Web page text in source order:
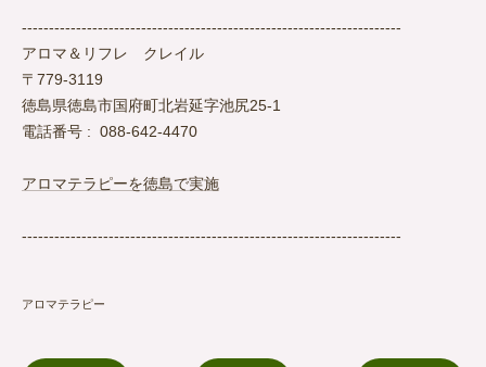
----------------------------------------------------------------------
アロマ＆リフレ クレイル
〒779-3119
徳島県徳島市国府町北岩延字池尻25-1
電話番号 : 088-642-4470
アロマテラピーを徳島で実施
----------------------------------------------------------------------
アロマテラピー